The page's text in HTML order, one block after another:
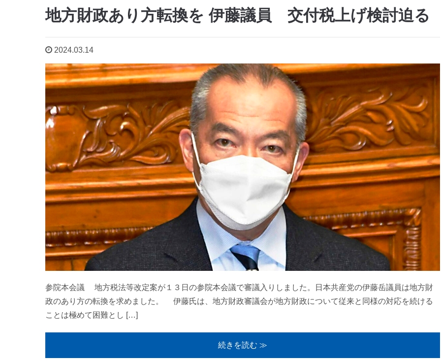
地方財政あり方転換を 伊藤議員 交付税上げ検討迫る
2024.03.14
参院本会議 地方税法等改定案が１３日の参院本会議で審議入りしました。日本共産党の伊藤岳議員は地方財
政のあり方の転換を求めました。 伊藤氏は、地方財政審議会が地方財政について従来と同様の対応を続ける
ことは極めて困難とし […]
続きを読む ≫